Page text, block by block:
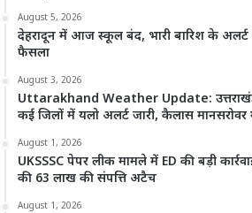
August 5, 2026
देहरादून में आज स्कूल बंद, भारी बारिश के अलर्ट
फैसला
August 3, 2026
Uttarakhand Weather Update: उत्तराखंड
कई जिलों में यलो अलर्ट जारी, कैलास मानसरोवर
August 1, 2026
UKSSSC पेपर लीक मामले में ED की बड़ी
की 63 लाख की संपत्ति अटैच
August 1, 2026